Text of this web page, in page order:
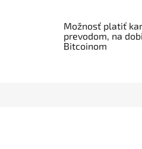
Možnosť platiť
prevodom, na
Bitcoinom